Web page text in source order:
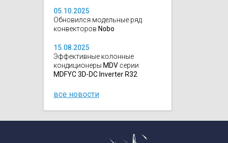
05.10.2025
Обновился модельные ряд
конвекторов Nobo
15.08.2025
Эффективные колонные
кондиционеры MDV серии
MDFYC 3D-DC Inverter R32
все новости